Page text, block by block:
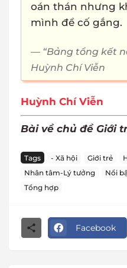
oán thán nhưng
mình để cố gắng.
“Bảng tổng kết
Huỳnh Chí Viễn
Huỳnh Chí Viễn
Bài về chủ đề Giới
Tags - Xã hội Giới trẻ
Nhân tâm-Lý tưởng
Nổi
Tổng hợp
Facebook